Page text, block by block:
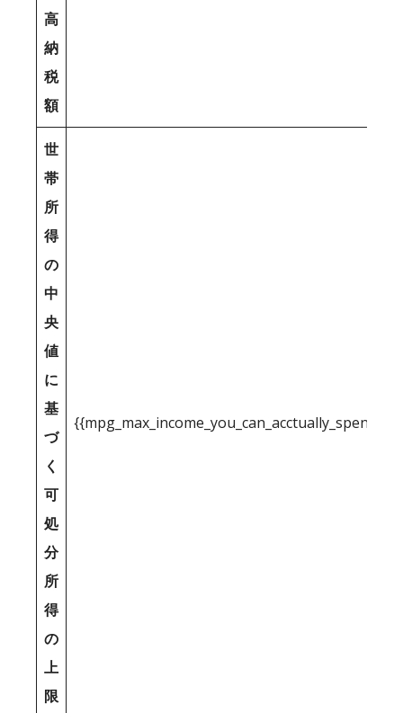
高
納
税
額
世
帯
所
得
の
中
央
値
に
基
づ
く
可
処
分
所
得
の
上
限